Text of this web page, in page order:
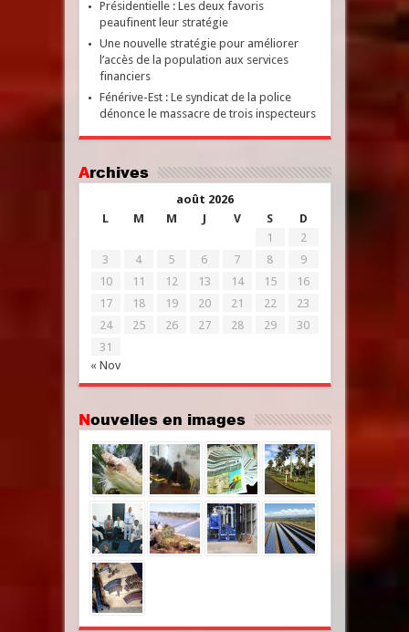
Présidentielle : Les deux favoris
peaufinent leur stratégie
Une nouvelle stratégie pour améliorer
l’accès de la population aux services
financiers
Fénérive-Est : Le syndicat de la police
dénonce le massacre de trois inspecteurs
Archives
août 2026
L
M M J V S D
« Nov
1
2
3
4 5 6 7 8
9
10
11 12 13 14 15
16
17
18 19 20 21 22
23
24
25 26 27 28 29
30
31
Nouvelles en images